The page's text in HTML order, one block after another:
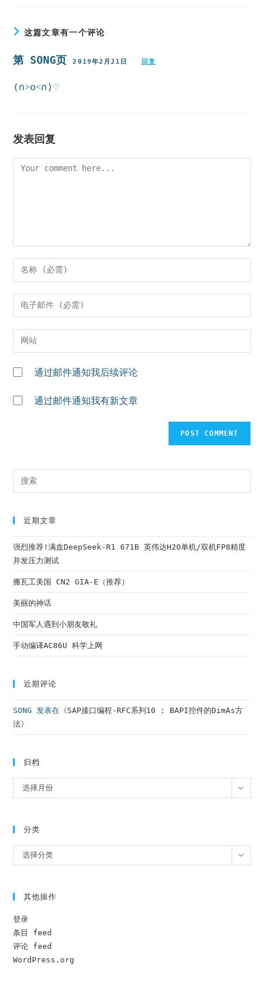
这篇文章有一个评论
第 SONG页 2019年2月21日 回复
(∩˃o˂∩)♡
发表回复
Comment
Enter
your
name
or
to
comment
Enter
your
email
address
comment
Enter
your
URL
(optional)
通过邮件通知我后续评论
通过邮件通知我有新文章
近期文章
强烈推荐!满血DeepSeek-R1 671B 英伟达H20单机/双机FP8精度
并发压力测试
搬瓦工美国 CN2 GIA-E（推荐）
美丽的神话
中国军人遇到小朋友敬礼
手动编译AC86U 科学上网
近期评论
SONG 发表在《SAP接口编程-RFC系列10 : BAPI控件的DimAs方
法》
归档
档
选择月份
分类
类
选择分类
其他操作
登录
条目 feed
评论 feed
WordPress.org